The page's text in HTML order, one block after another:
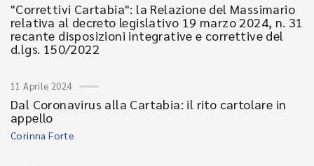
"Correttivi Cartabia": la Relazione del Massimario
relativa al decreto legislativo 19 marzo 2024, n. 31
recante disposizioni integrative e correttive del
d.lgs. 150/2022
11 Aprile 2024
Dal Coronavirus alla Cartabia: il rito cartolare in
appello
Corinna Forte